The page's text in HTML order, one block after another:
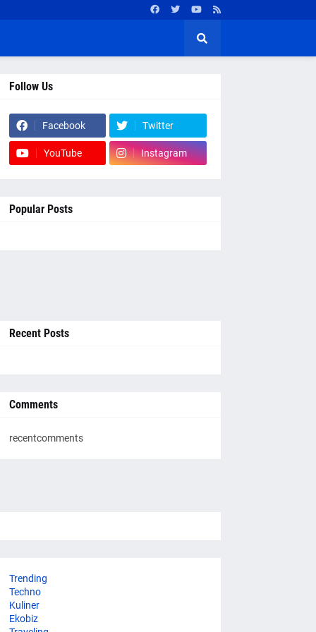
Follow Us
Facebook Twitter
YouTube Instagram
Popular Posts
Recent Posts
Comments
recentcomments
Trending
Techno
Kuliner
Ekobiz